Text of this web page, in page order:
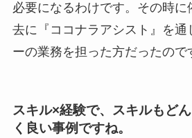
必要になるわけです。その時に
去に『ココナラアシスト』を通
ーの業務を担った方だったので
スキル×経験で、スキルもど
く良い事例ですね。